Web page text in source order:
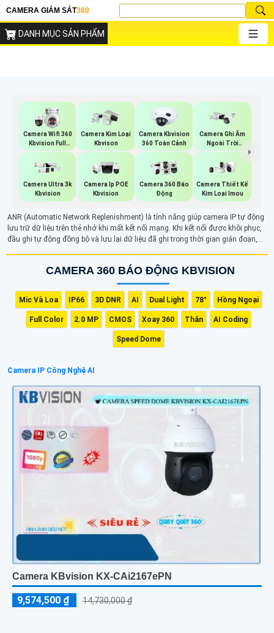
CAMERA GIÁM SÁT360
DANH MỤC SẢN PHẨM
Camera Wifi 360
Kbvision Full
Color
Camera Kim Loại
Kbvison
Camera Kbvision
360 Toàn Cảnh
Camera Ghi Âm
Ngoài Trời
Kbvision
Camera Ultra 3k
Kbvision
Camera Ip POE
Kbvision
Camera 360 Báo
Động
Camera Thiết Kế
Kim Loại Imou
ANR (Automatic Network Replenishment) là tính năng giúp camera IP tự động
lưu trữ dữ liệu trên thẻ nhớ khi mất kết nối mạng. Khi kết nối được khôi phục,
đầu ghi tự động đồng bộ và lưu lại dữ liệu đã ghi trong thời gian gián đoạn,
CAMERA 360 BÁO ĐỘNG KBVISION
Mic Và Loa IP66 3D DNR AI Dual Light 78° Hồng Ngoại
Full Color 2.0 MP CMOS Xoay 360 Thân AI Coding
Speed Dome
Camera IP Công Nghệ AI
Camera KBvision KX-CAi2167ePN
9,574,500 ₫ 14,730,000 ₫